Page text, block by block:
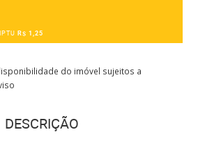
IPTUR$ 1,25
do imóvel sujeitos a
DESCRIÇÃO